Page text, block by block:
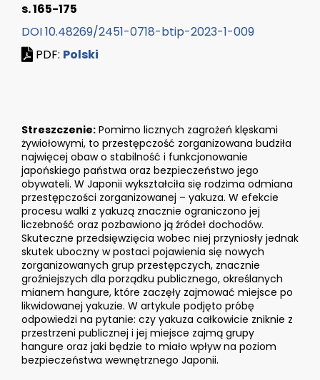
s. 165-175
DOI 10.48269/2451-0718-btip-2023-1-009
PDF: Polski
Streszczenie: Pomimo licznych zagrożeń klęskami
żywiołowymi, to przestępczość zorganizowana budziła
najwięcej obaw o stabilność i funkcjonowanie
japońskiego państwa oraz bezpieczeństwo jego
obywateli. W Japonii wykształciła się rodzima odmiana
przestępczości zorganizowanej – yakuza. W efekcie
procesu walki z yakuzą znacznie ograniczono jej
liczebność oraz pozbawiono ją źródeł dochodów.
Skuteczne przedsięwzięcia wobec niej przyniosły jednak
skutek uboczny w postaci pojawienia się nowych
zorganizowanych grup przestępczych, znacznie
groźniejszych dla porządku publicznego, określanych
mianem hangure, które zaczęły zajmować miejsce po
likwidowanej yakuzie. W artykule podjęto próbę
odpowiedzi na pytanie: czy yakuza całkowicie zniknie z
przestrzeni publicznej i jej miejsce zajmą grupy
hangure oraz jaki będzie to miało wpływ na poziom
bezpieczeństwa wewnętrznego Japonii.